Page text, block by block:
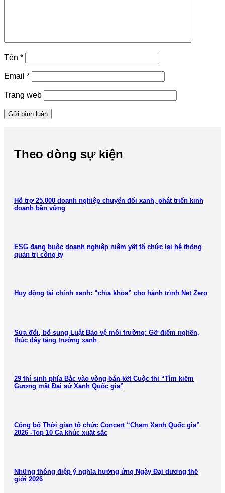
Tên *
Email *
Trang web
Theo dòng sự kiện
Hỗ trợ 25.000 doanh nghiệp chuyển đổi xanh, phát triển kinh
doanh bền vững
ESG đang buộc doanh nghiệp niêm yết tổ chức lại hệ thống
quản trị công ty
Huy động tài chính xanh: “chìa khóa” cho hành trình Net Zero
Sửa đổi, bổ sung Luật Bảo vệ môi trường: Gỡ điểm nghẽn,
thúc đẩy tăng trưởng xanh
29 thí sinh phía Bắc vào vòng bán kết Cuộc thi “Tìm kiếm
Gương mặt Đại sứ Xanh Quốc gia”
Công bố Thời gian tổ chức Concert “Chạm Xanh Quốc gia”
2026 -Top 10 Ca khúc xuất sắc
Những thông điệp ý nghĩa hưởng ứng Ngày Đại dương thế
giới 2026